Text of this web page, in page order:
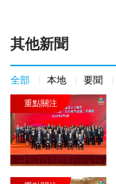
其他新聞
全部 本地 要聞